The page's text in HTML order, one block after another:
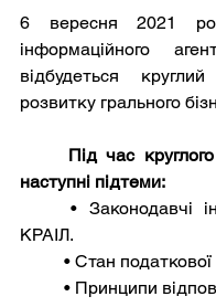
6 вересня 2021
інформаційного
відбудеться
розвитку грального
Під час
наступні підтеми:
	• Законодавчі ініціативи для функціонування
КРАІЛ.
• Стан
• Принципи